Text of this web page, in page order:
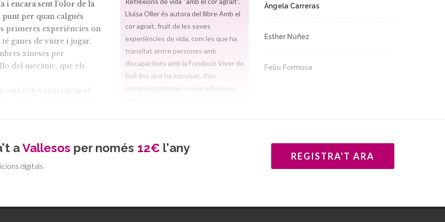
i encara sent l’olor de la
punt per quan calgués
primeres experiències on
ganes de viure i jugar.
xineses per
del mecànic, que els
i els van trencar el
paraula compartir: com
Lluïsa Oller és autora del llibre Amb el
cor agraït, fruit de les seves
experiències de vida, com les que ha
transitat entre persones amb
discapacitats amb la Fundació Viver de
Bell-lloc que ha impulsat, d’on
espigolem algunes seves reflexions:
tots”. També sosté que “la principal
Àngela Carreras
Esther Núñez
Feliu Formosa
aVallesos per només 12€ l'any
digitals
REGISTRA'T ARA